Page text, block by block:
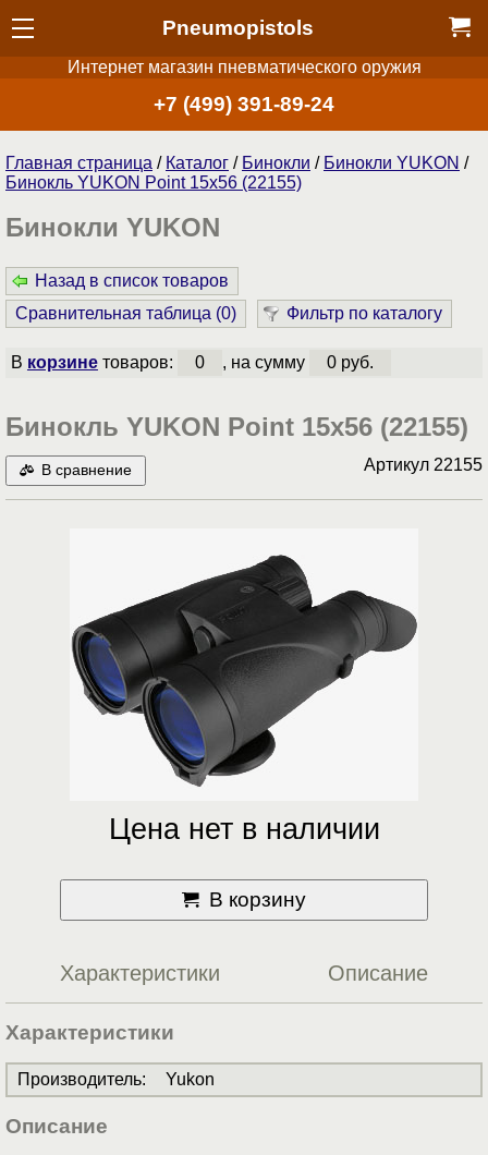
Pneumopistols
Интернет магазин пневматического оружия
+7 (499) 391-89-24
Главная страница / Каталог / Бинокли / Бинокли YUKON /
Бинокль YUKON Point 15x56 (22155)
Бинокли YUKON
Назад в список товаров
Сравнительная таблица (0) Фильтр по каталогу
В корзинетоваров: 0 , на сумму 0 руб.
Бинокль YUKON Point 15x56 (22155)
В сравнение Артикул 22155
Цена нет в наличии
В корзину
Характеристики Описание
Характеристики
Производитель: Yukon
Описание